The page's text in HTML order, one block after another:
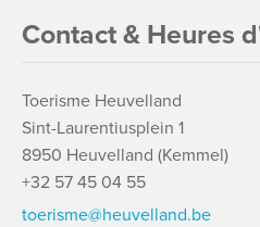
Contact & Heures
Toerisme Heuvelland
Sint-Laurentiusplein 1
8950 Heuvelland (Kemmel)
+32 57 45 04 55
toerisme@heuvelland.be